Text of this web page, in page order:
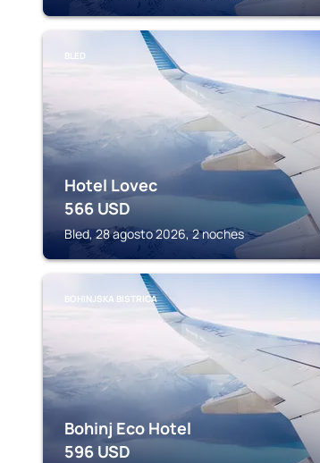
BLED
Hotel Lovec
566 USD
Bled, 28 agosto 2026, 2 noches
BOHINJSKA BISTRICA
Bohinj Eco Hotel
596 USD